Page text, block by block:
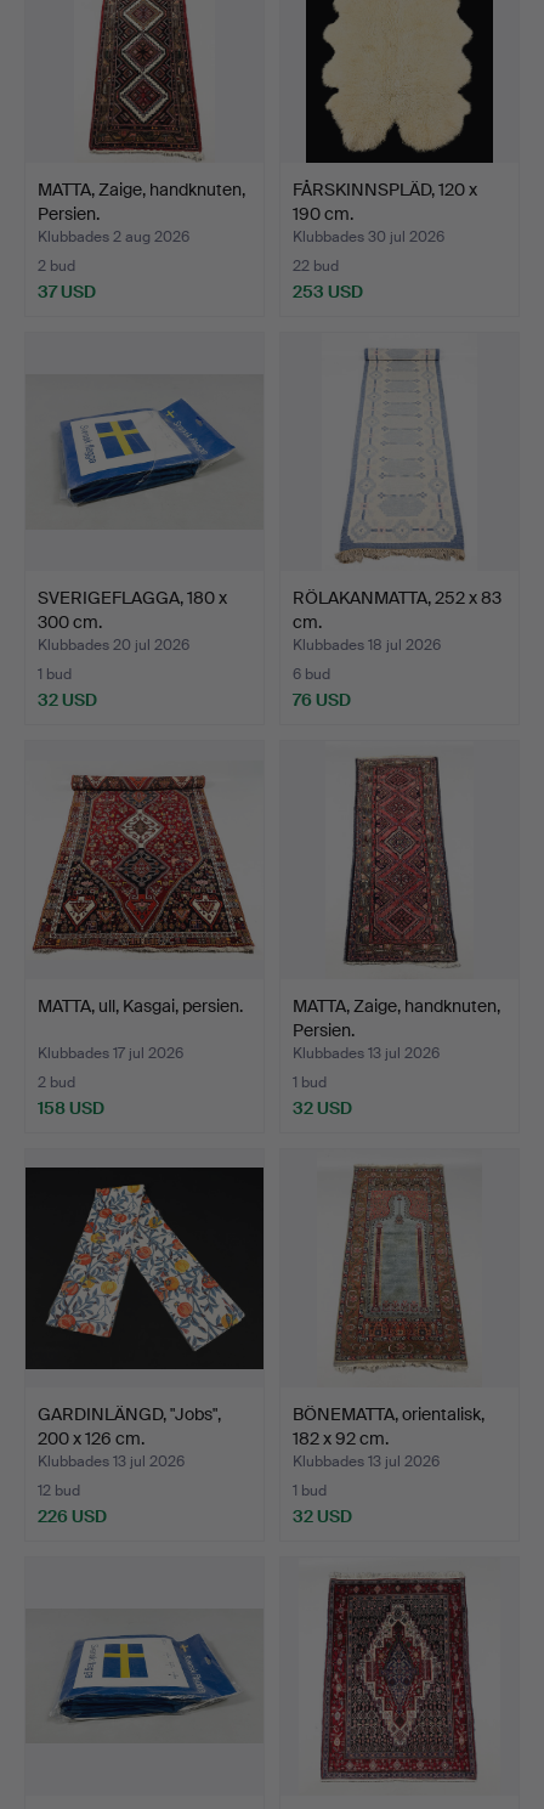
MATTA, Zaige, handknuten,
Persien.
Klubbades 2 aug 2026
2 bud
37 USD
FÅRSKINNSPLÄD, 120 x
190 cm.
Klubbades 30 jul 2026
22 bud
253 USD
SVERIGEFLAGGA, 180 x
300 cm.
Klubbades 20 jul 2026
1 bud
32 USD
RÖLAKANMATTA, 252 x 83
cm.
Klubbades 18 jul 2026
6 bud
76 USD
MATTA, ull, Kasgai, persien.
Klubbades 17 jul 2026
2 bud
158 USD
MATTA, Zaige, handknuten,
Persien.
Klubbades 13 jul 2026
1 bud
32 USD
GARDINLÄNGD, "Jobs",
200 x 126 cm.
Klubbades 13 jul 2026
12 bud
226 USD
BÖNEMATTA, orientalisk,
182 x 92 cm.
Klubbades 13 jul 2026
1 bud
32 USD